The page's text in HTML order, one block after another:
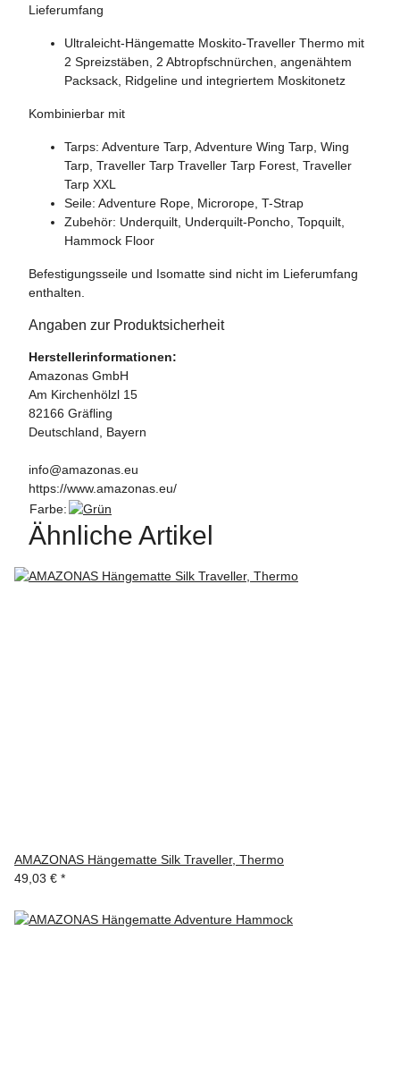
Lieferumfang
Ultraleicht-Hängematte Moskito-Traveller Thermo mit
2 Spreizstäben, 2 Abtropfschnürchen, angenähtem
Packsack, Ridgeline und integriertem Moskitonetz
Kombinierbar mit
Tarps: Adventure Tarp, Adventure Wing Tarp, Wing
Tarp, Traveller Tarp Traveller Tarp Forest, Traveller
Tarp XXL
Seile: Adventure Rope, Microrope, T-Strap
Zubehör: Underquilt, Underquilt-Poncho, Topquilt,
Hammock Floor
Befestigungsseile und Isomatte sind nicht im Lieferumfang
enthalten.
Angaben zur Produktsicherheit
Herstellerinformationen:
Amazonas GmbH
Am Kirchenhölzl 15
82166 Gräfling
Deutschland, Bayern
info@amazonas.eu
https://www.amazonas.eu/
Farbe:
Ähnliche Artikel
AMAZONAS Hängematte Silk Traveller, Thermo
49,03 € *